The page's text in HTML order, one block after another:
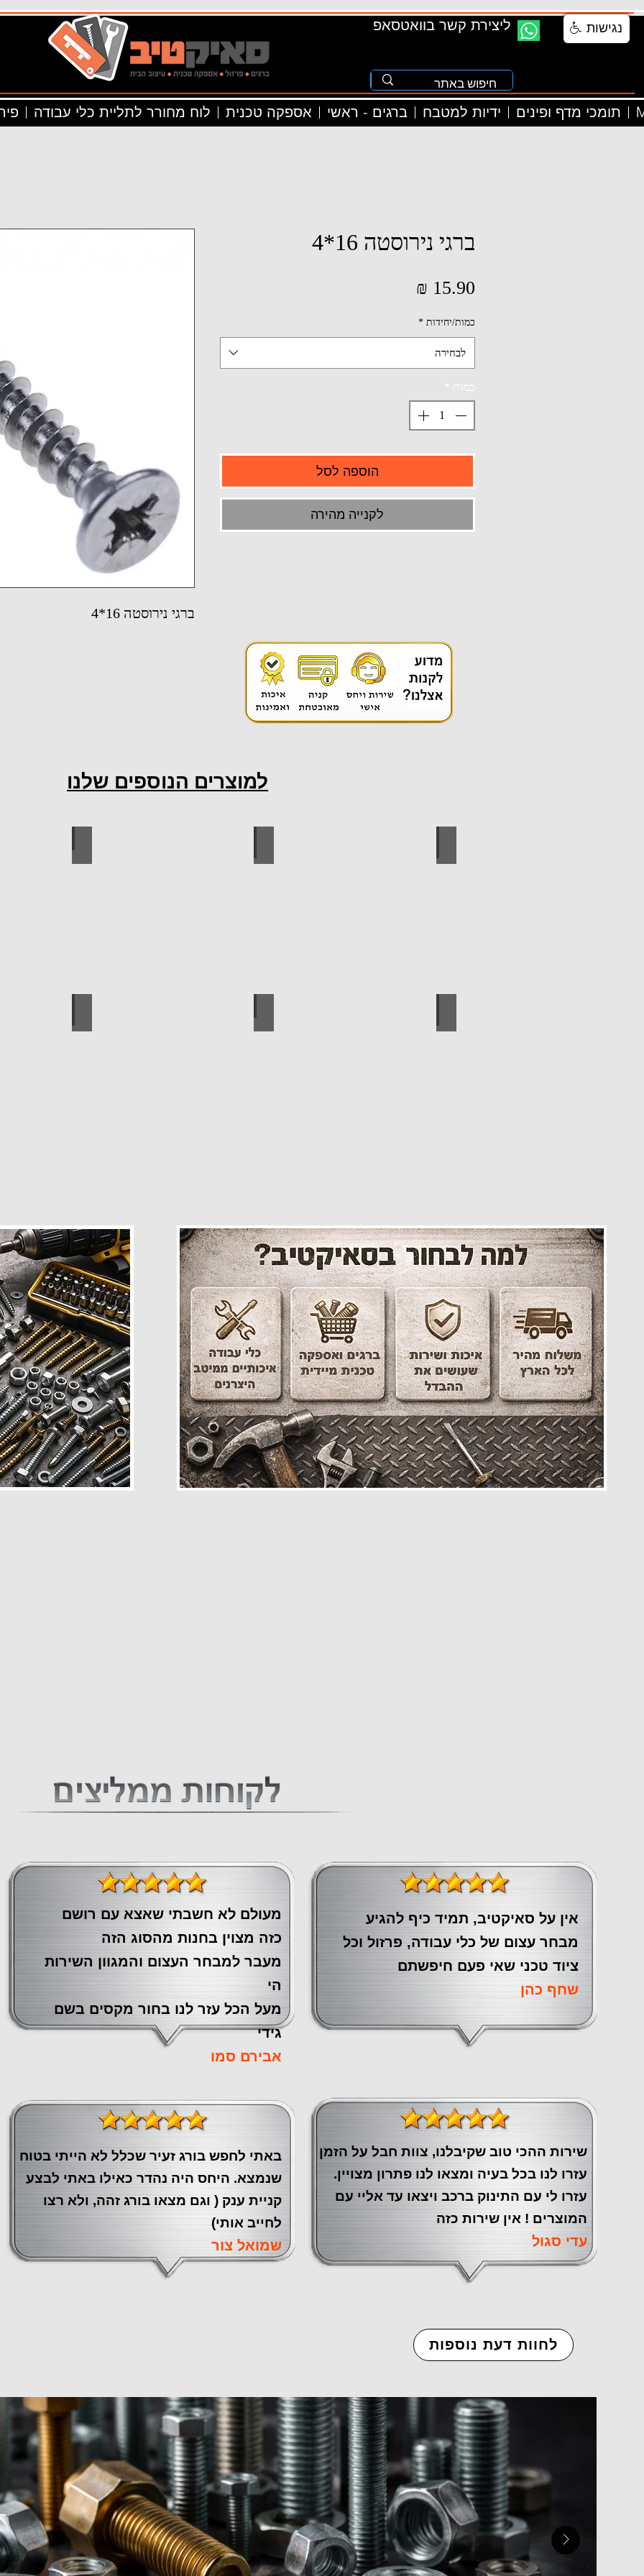
ליצירת קשר בוואטסאפ
לוח מחורר לתליית כלי עבודה אספקה טכנית ברגים - ראשי ידיות למטבח תומכי מדף ופינים
ברגי נירוסטה 16*4
ברגי נירוסטה 16*4
כמות/יחידות *
לבחירה
כמות
הוספה לסל
לקנייה מהירה
למוצרים הנוספים שלנו
מעולם לא חשבתי שאצא עם רושם
כזה מצוין ‏בחנות מהסוג הזה
‏מעבר ‏למבחר העצום והמגוון השירות
הי
מעל הכל עזר לנו ‏בחור מקסים בשם
גידי
אבירם סמו
אין על סאיקטיב, תמיד כיף להגיע
מבחר עצום של כלי עבודה, פרזול וכל
ציוד טכני שאי פעם חיפשתם
שחף כהן
שירות ההכי טוב שקיבלנו, צוות חבל על הזמן
עזרו לנו בכל בעיה ומצאו לנו פתרון מצויין.
עזרו לי עם התינוק ברכב ויצאו עד אליי עם
המוצרים ! אין שירות כזה
עדי סגול
באתי לחפש בורג זעיר שכלל לא הייתי בטוח
שנמצא. היחס היה נהדר כאילו באתי לבצע
קניית ענק ( וגם מצאו בורג זהה, ולא רצו
לחייב אותי)
שמואל צור
לחוות דעת נוספות
נגישות